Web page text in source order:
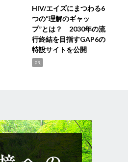
HIV/エイズにまつわる6
つの“理解のギャッ
プ”とは？ 2030年の流
行終結を目指すGAP6の
特設サイトを公開
PR